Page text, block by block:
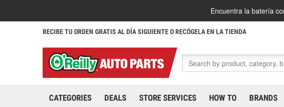
Encuentra la batería
RECIBE TU ORDEN GRATIS AL DÍA SIGUIENTE O RECÓGELA EN LA TIENDA
CATEGORIES DEALS STORE SERVICES HOW TO BRANDS